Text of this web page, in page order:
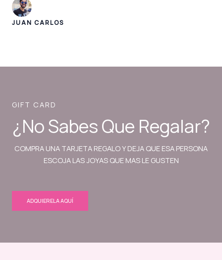
JUAN CARLOS
GIFT CARD
¿No Sabes Que Regalar?
COMPRA UNA TARJETA REGALO Y DEJA QUE ESA PERSONA
ESCOJA LAS JOYAS QUE MAS LE GUSTEN
ADQUIERELA AQUÍ